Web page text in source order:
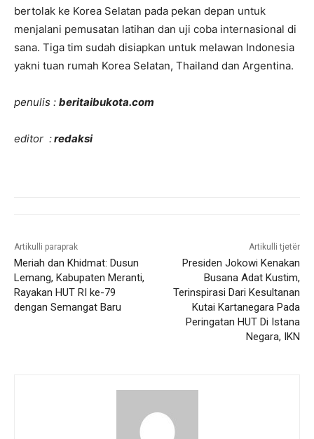
bertolak ke Korea Selatan pada pekan depan untuk
menjalani pemusatan latihan dan uji coba internasional di
sana. Tiga tim sudah disiapkan untuk melawan Indonesia
yakni tuan rumah Korea Selatan, Thailand dan Argentina.
penulis : beritaibukota.com
editor :redaksi
Artikulli paraprak
Meriah dan Khidmat: Dusun
Lemang, Kabupaten Meranti,
Rayakan HUT RI ke-79
dengan Semangat Baru
Artikulli tjetër
Presiden Jokowi Kenakan
Busana Adat Kustim,
Terinspirasi Dari Kesultanan
Kutai Kartanegara Pada
Peringatan HUT Di Istana
Negara, IKN